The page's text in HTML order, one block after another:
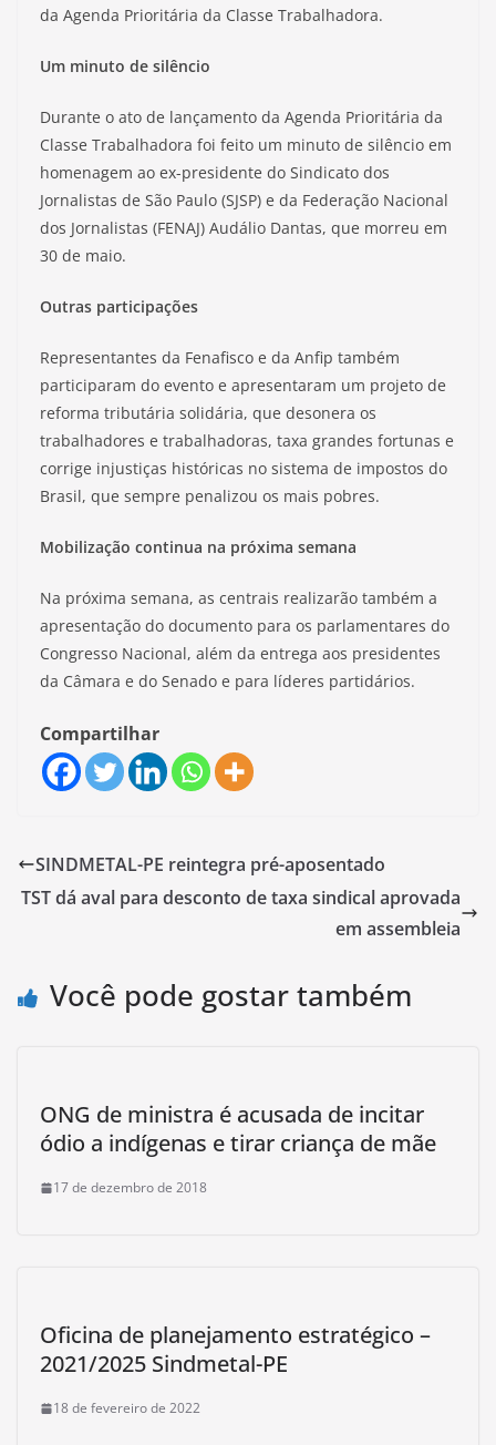
da Agenda Prioritária da Classe Trabalhadora.
Um minuto de silêncio
Durante o ato de lançamento da Agenda Prioritária da
Classe Trabalhadora foi feito um minuto de silêncio em
homenagem ao ex-presidente do Sindicato dos
Jornalistas de São Paulo (SJSP) e da Federação Nacional
dos Jornalistas (FENAJ) Audálio Dantas, que morreu em
30 de maio.
Outras participações
Representantes da Fenafisco e da Anfip também
participaram do evento e apresentaram um projeto de
reforma tributária solidária, que desonera os
trabalhadores e trabalhadoras, taxa grandes fortunas e
corrige injustiças históricas no sistema de impostos do
Brasil, que sempre penalizou os mais pobres.
Mobilização continua na próxima semana
Na próxima semana, as centrais realizarão também a
apresentação do documento para os parlamentares do
Congresso Nacional, além da entrega aos presidentes
da Câmara e do Senado e para líderes partidários.
Compartilhar
SINDMETAL-PE reintegra pré-aposentado
TST dá aval para desconto de taxa sindical aprovada
em assembleia
Você pode gostar também
ONG de ministra é acusada de incitar
ódio a indígenas e tirar criança de mãe
17 de dezembro de 2018
Oficina de planejamento estratégico –
2021/2025 Sindmetal-PE
18 de fevereiro de 2022